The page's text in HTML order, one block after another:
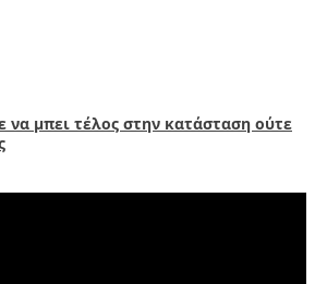
να μπει τέλος στην κατάσταση ούτε